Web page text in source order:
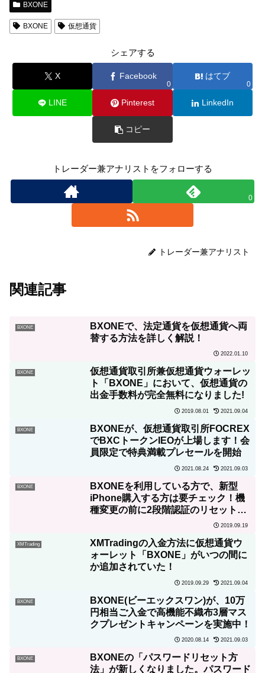
BXONE
BXONE 仮想通貨
シェアする
X Facebook
0
はてブ
0
LINE Pinterest LinkedIn
コピー
トレーダー兼アナリストをフォローする
0
トレーダー兼アナリスト
関連記事
BXONE
BXONEで、法定通貨を仮想通貨へ両
替する方法を詳しく解説！
2022.01.10
BXONE
仮想通貨取引所兼仮想通貨ウォーレッ
ト「BXONE」において、仮想通貨の
出金手数料が完全無料になりました!
2019.08.01 2021.09.04
BXONE
BXONEが、仮想通貨取引所FOCREX
でBXCトークンIEOが上場します！会
員限定で特典満載プレセールを開始
2021.08.24 2021.09.03
BXONE
BXONEを利用している方で、新型
iPhone購入する方は要チェック！機
種変更の前に2段階認証のリセットを
2019.09.19
XMTrading
XMTradingの入金方法に仮想通貨ウ
ォーレット「BXONE」がいつの間に
か追加されていた！
2019.09.29 2021.09.04
BXONE
BXONE(ビーエックスワン)が、10万
円相当ご入金で高機能不織布3層マス
クプレゼントキャンペーンを実施中！
2020.08.14 2021.09.03
BXONE
BXONEの「パスワードリセット方
法」が新しくなりました。パスワード